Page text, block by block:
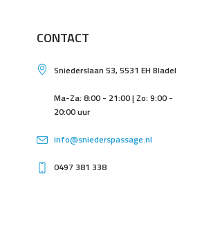
CONTACT
Sniederslaan 53, 5531 EH Bladel
Ma-Za: 8:00 - 21:00 | Zo: 9:00 -
20:00 uur
info@sniederspassage.nl
0497 381 338